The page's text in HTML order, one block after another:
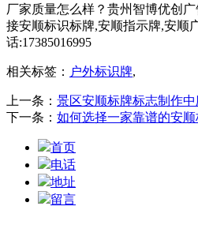
厂家质量怎么样？贵州智博优创
接安顺标识标牌,安顺指示牌,安顺
话:17385016995
相关标签： 户外标识牌,
上一条： 景区安顺标牌标志制作
下一条： 如何选择一家靠谱的安顺
首页
电话
地址
留言